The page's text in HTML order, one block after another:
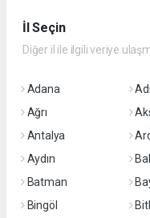
İl Seçin
Diğer il ile ilgili veriye
Adana
Ağrı
Antalya
Aydın
Batman
Bingöl